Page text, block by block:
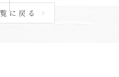
に戻る